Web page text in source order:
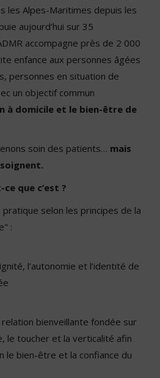
les Alpes-Maritimes depuis les
aujourd’hui sur 35
accompagne près de 2 000
enfance aux personnes âgées
personnes en situation de
un objectif commun
à domicile et le bien-être de
soin des patients… mais
ce que c’est ?
selon les principes de la
:
l’autonomie et l’identité de
bienveillante fondée sur
le toucher et la verticalité afin
le bien-être et la confiance du